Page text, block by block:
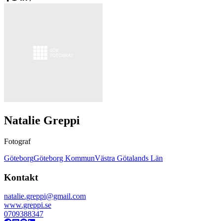
Natalie Greppi
Fotograf
GöteborgGöteborg KommunVästra Götalands Län
Kontakt
natalie.greppi@gmail.com
www.greppi.se
0709388347